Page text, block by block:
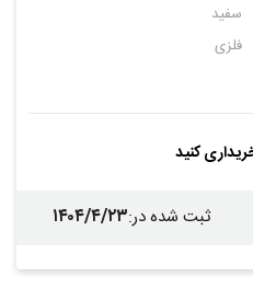
سفید
فلزی
کنید
ثبت شده در:۱۴۰۴/۴/۲۳